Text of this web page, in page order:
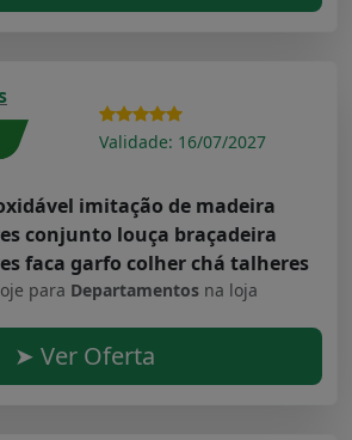
Validade: 16/07/2027
imitação de madeira
conjunto louça braçadeira
faca garfo colher chá talheres
para Departamentos na loja
➤ Ver Oferta